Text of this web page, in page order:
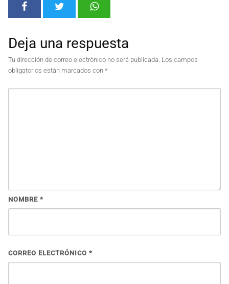
Deja una respuesta
Tu dirección de correo electrónico no será publicada. Los campos
obligatorios están marcados con *
NOMBRE *
CORREO ELECTRÓNICO *